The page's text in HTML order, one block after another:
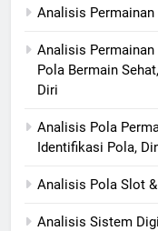
Analisis
Analisis
Pola Bermain
Diri
Analisis Pola
Identifikasi Pola,
Analisis Pola Slot
Analisis Sistem